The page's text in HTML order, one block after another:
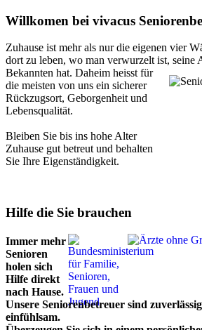
Willkomen bei vivacus
Zuhause ist mehr als nur die eigenen vier
dort zu leben, wo man verwurzelt ist, seine
Bekannten hat. Daheim heisst für
die meisten von uns ein sicherer
Rückzugsort, Geborgenheit und
Lebensqualität.
Bleiben Sie bis ins hohe Alter
Zuhause gut betreut und behalten
Sie Ihre Eigenständigkeit.
Hilfe die Sie brauchen
Immer mehr
Senioren
holen sich
Hilfe direkt
nach Hause.
Unsere Seniorenbetreuer sind
einfühlsam.